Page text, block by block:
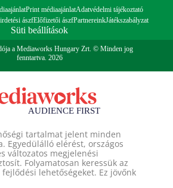
Print médiaajánlatAdatvédelmi tájékoztató
ászfElőfizetői ászfPartnereinkJátékszabályzat
Süti beállítások
a Mediaworks Hungary Zrt. © Minden jog
fenntartva. 2026
tartalmat jelent minden
Egyedülálló elérést, országos
változatos megjelenési
Folyamatosan keressük az
lehetőségeket. Ez jövőnk